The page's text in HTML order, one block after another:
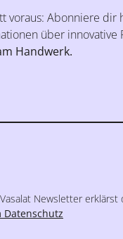
Abonniere
über
Handwerk.
Newsletter
Datenschutz